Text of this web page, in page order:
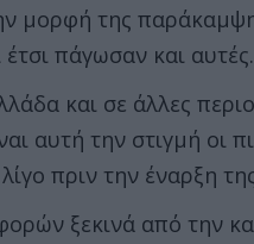
μορφή της
πάγωσαν και αυτές.
και σε άλλες
αυτή την στιγμή οι
πριν την έναρξη
ξεκινά από την